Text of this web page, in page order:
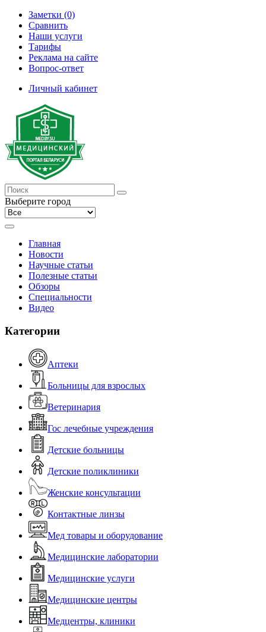
Заметки (0)
Сравнить
Наши услуги
Тарифы
Реклама на сайте
Вопрос-ответ
Личный кабинет
Выберите город
Главная
Новости
Научные статьи
Полезные статьи
Обзоры
Специальности
Видео
Категории
Аптеки
Больницы для взрослых
Ветеринария
Гос лечебные учреждения
Детские больницы
Детские поликлиники
Женские консультации
Контактные линзы
Мед товары и оборудование
Медицинские лаборатории
Медицинские услуги
Медицинские центры
Медцентры, клиники